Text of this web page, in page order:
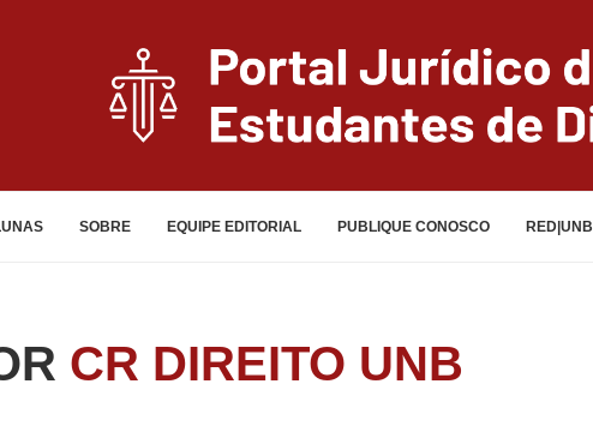
SOBRE EQUIPE EDITORIAL PUBLIQUE CONOSCO RED|UNB
CR DIREITO UNB